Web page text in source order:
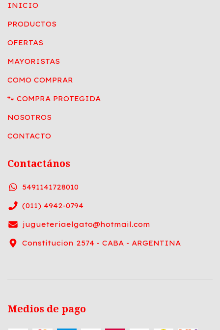
INICIO
PRODUCTOS
OFERTAS
MAYORISTAS
COMO COMPRAR
🐾 COMPRA PROTEGIDA
NOSOTROS
CONTACTO
Contactános
5491141728010
(011) 4942-0794
jugueteriaelgato@hotmail.com
Constitucion 2574 - CABA - ARGENTINA
Medios de pago